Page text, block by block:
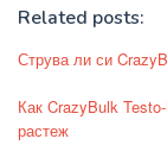
Related posts:
Струва ли си
Как CrazyBulk
растеж